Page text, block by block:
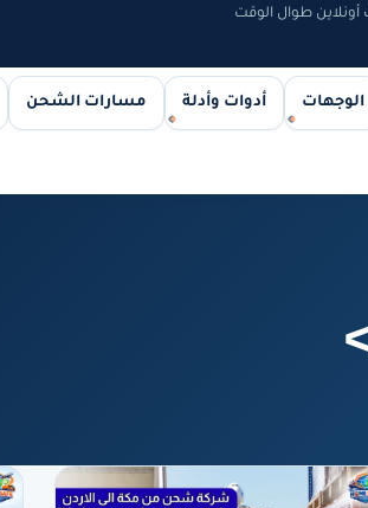
الوجهات أدوات وأدلة مسارات الشحن